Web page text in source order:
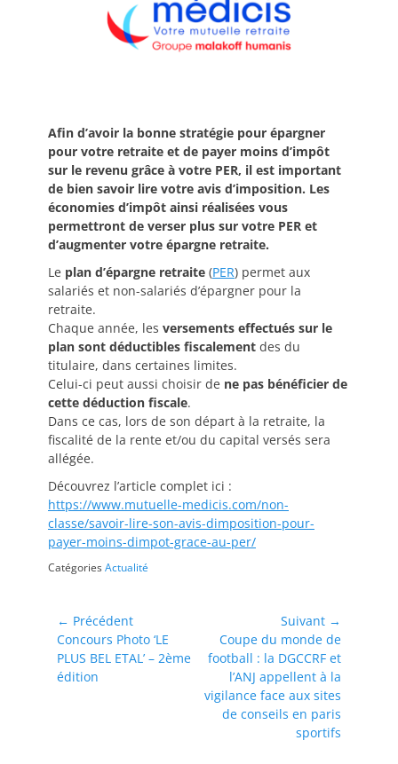
Afin d’avoir la bonne stratégie pour épargner
pour votre retraite et de payer moins d’impôt
sur le revenu grâce à votre PER, il est important
de bien savoir lire votre avis d’imposition. Les
économies d’impôt ainsi réalisées vous
permettront de verser plus sur votre PER et
d’augmenter votre épargne retraite.
Le plan d’épargne retraite (PER) permet aux
salariés et non-salariés d’épargner pour la
retraite.
Chaque année, les versements effectués sur le
plan sont déductibles fiscalement des du
titulaire, dans certaines limites.
Celui-ci peut aussi choisir de ne pas bénéficier de
cette déduction fiscale.
Dans ce cas, lors de son départ à la retraite, la
fiscalité de la rente et/ou du capital versés sera
allégée.
Découvrez l’article complet ici :
https://www.mutuelle-medicis.com/non-
classe/savoir-lire-son-avis-dimposition-pour-
payer-moins-dimpot-grace-au-per/
CatégoriesActualité
← Précédent
Concours Photo ‘LE
PLUS BEL ETAL’ – 2ème
édition
Suivant →
Coupe du monde de
football : la DGCCRF et
l’ANJ appellent à la
vigilance face aux sites
de conseils en paris
sportifs